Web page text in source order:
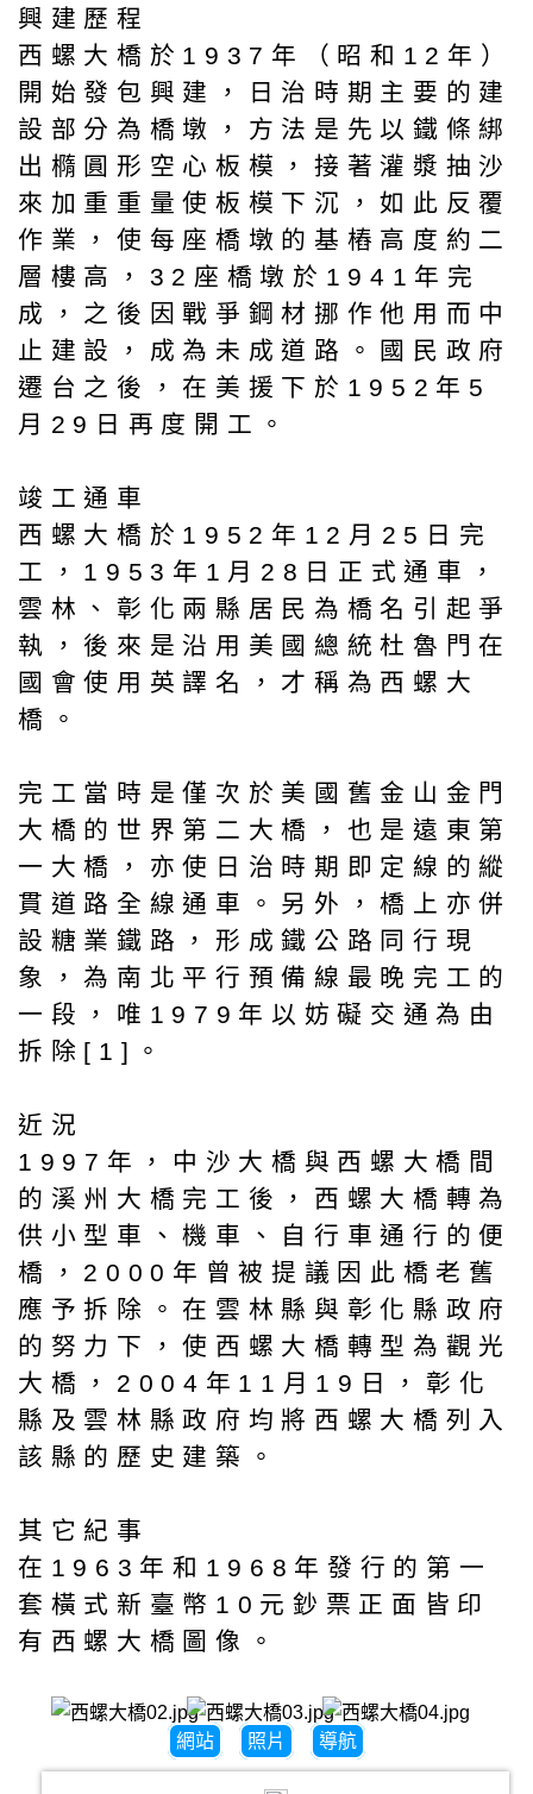
興建歷程
西螺大橋於1937年（昭和12年）
開始發包興建，日治時期主要的建
設部分為橋墩，方法是先以鐵條綁
出橢圓形空心板模，接著灌漿抽沙
來加重重量使板模下沉，如此反覆
作業，使每座橋墩的基樁高度約二
層樓高，32座橋墩於1941年完
成，之後因戰爭鋼材挪作他用而中
止建設，成為未成道路。國民政府
遷台之後，在美援下於1952年5
月29日再度開工。
竣工通車
西螺大橋於1952年12月25日完
工，1953年1月28日正式通車，
雲林、彰化兩縣居民為橋名引起爭
執，後來是沿用美國總統杜魯門在
國會使用英譯名，才稱為西螺大
橋。
完工當時是僅次於美國舊金山金門
大橋的世界第二大橋，也是遠東第
一大橋，亦使日治時期即定線的縱
貫道路全線通車。另外，橋上亦併
設糖業鐵路，形成鐵公路同行現
象，為南北平行預備線最晚完工的
一段，唯1979年以妨礙交通為由
拆除[1]。
近況
1997年，中沙大橋與西螺大橋間
的溪州大橋完工後，西螺大橋轉為
供小型車、機車、自行車通行的便
橋，2000年曾被提議因此橋老舊
應予拆除。在雲林縣與彰化縣政府
的努力下，使西螺大橋轉型為觀光
大橋，2004年11月19日，彰化
縣及雲林縣政府均將西螺大橋列入
該縣的歷史建築。
其它紀事
在1963年和1968年發行的第一
套橫式新臺幣10元鈔票正面皆印
有西螺大橋圖像。
網站 照片 導航